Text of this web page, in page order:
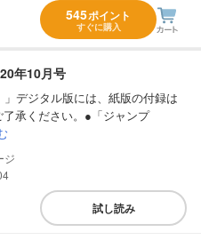
545ポイント
すぐに購入
年10月号
デジタル版には、紙版の付録は
承ください。●「ジャンプ
試し読み